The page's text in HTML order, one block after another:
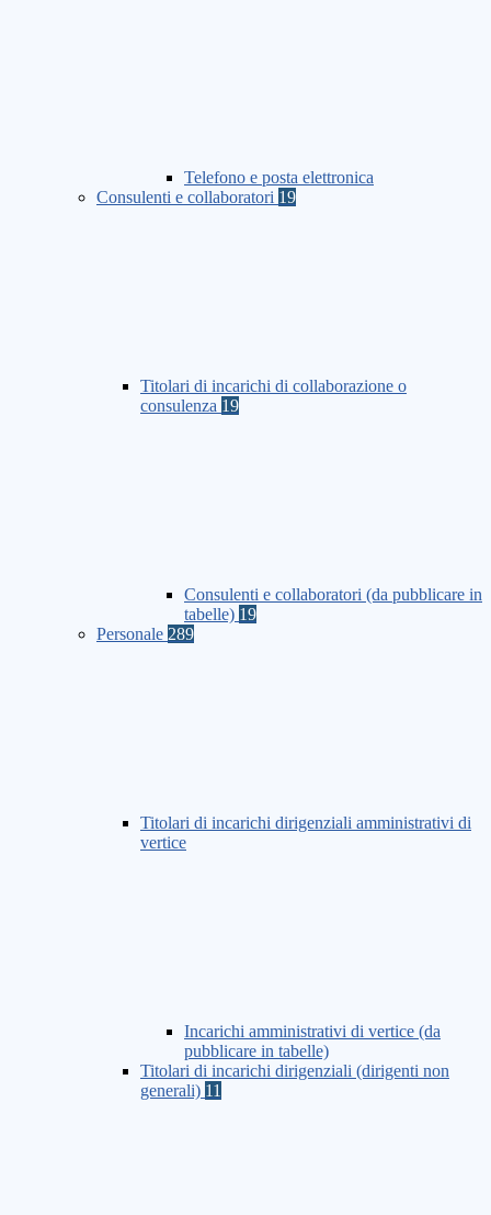
Telefono e posta elettronica
Consulenti e collaboratori 19
Titolari di incarichi di collaborazione o
consulenza 19
Consulenti e collaboratori (da pubblicare in
tabelle) 19
Personale 289
Titolari di incarichi dirigenziali amministrativi di
vertice
Incarichi amministrativi di vertice (da
pubblicare in tabelle)
Titolari di incarichi dirigenziali (dirigenti non
generali) 11